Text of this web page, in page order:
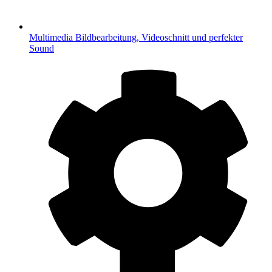
Multimedia Bildbearbeitung, Videoschnitt und perfekter
Sound